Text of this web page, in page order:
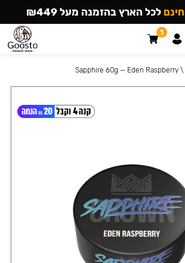
\
Sapphire 60g — Eden Raspberry
חינם לכל הארץ בהזמנה מעל ₪449
1